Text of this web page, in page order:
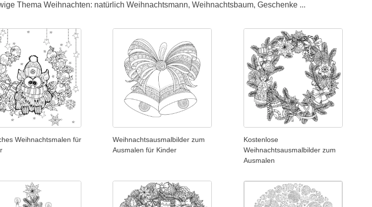
Thema Weihnachten: natürlich Weihnachtsmann, Weihnachtsbaum, Geschenke ...
Weihnachtsmalen für
Weihnachtsausmalbilder zum
Ausmalen für Kinder
Kostenlose
Weihnachtsausmalbilder zum
Ausmalen